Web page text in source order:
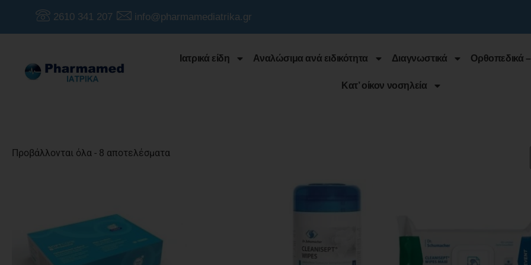
2610 341 207 info@pharmamediatrika.gr
Ιατρικά είδη Αναλώσιμα ανά ειδικότητα Διαγνωστικά Ορθοπεδικά –
Κατ’ οίκον νοσηλεία
Προβάλλονται όλα - 8 αποτελέσματα